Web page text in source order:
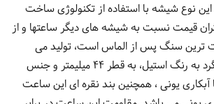
نوع شیشه با استفاده از تکنولوژی ساخت
قیمت نسبت به شیشه های دیگر ساعتها و از
ترین سنگ پس از الماس است، تولید می
شود.قاب این ساعت گرد به رنگ استیل، به قطر 44 میلیمتر و جنس
آبکاری یونی ، همچنین بند نقره ای این ساعت